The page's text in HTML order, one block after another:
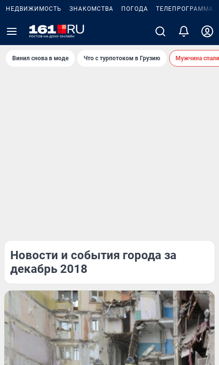
НЕДВИЖИМОСТЬ ЗНАКОМСТВА ПОГОДА ТЕЛЕПРОГРАММА
Винил снова в моде Что с турпотоком в Грузию Мужчина
Новости и события города за
декабрь 2018